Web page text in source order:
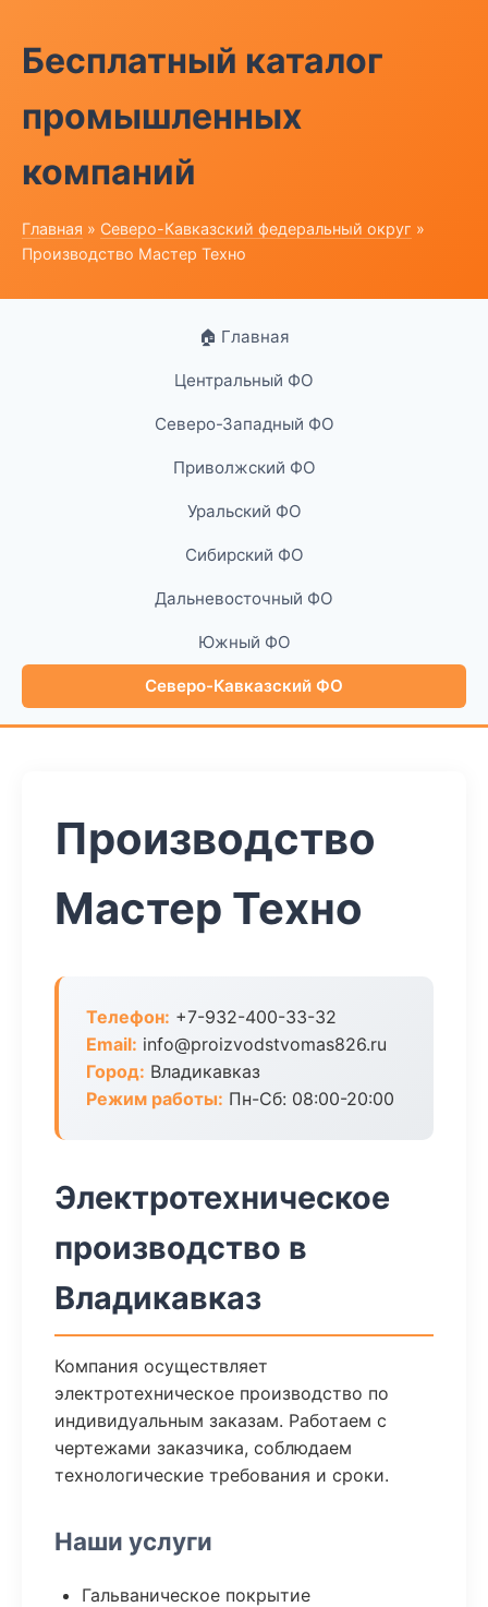
Бесплатный каталог
промышленных
компаний
Главная » Северо-Кавказский федеральный округ »
Производство Мастер Техно
🏠 Главная
Центральный ФО
Северо-Западный ФО
Приволжский ФО
Уральский ФО
Сибирский ФО
Дальневосточный ФО
Южный ФО
Северо-Кавказский ФО
Производство
Мастер Техно
Телефон: +7-932-400-33-32
Email: info@proizvodstvomas826.ru
Город: Владикавказ
Режим работы: Пн-Сб: 08:00-20:00
Электротехническое
производство в
Владикавказ
Компания осуществляет
электротехническое производство по
индивидуальным заказам. Работаем с
чертежами заказчика, соблюдаем
технологические требования и сроки.
Наши услуги
Гальваническое покрытие